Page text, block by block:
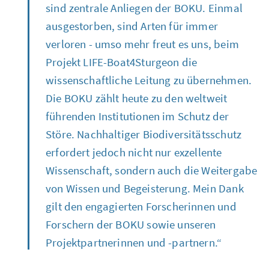
sind zentrale Anliegen der BOKU. Einmal
ausgestorben, sind Arten für immer
verloren - umso mehr freut es uns, beim
Projekt LIFE-Boat4Sturgeon die
wissenschaftliche Leitung zu übernehmen.
Die BOKU zählt heute zu den weltweit
führenden Institutionen im Schutz der
Störe. Nachhaltiger Biodiversitätsschutz
erfordert jedoch nicht nur exzellente
Wissenschaft, sondern auch die Weitergabe
von Wissen und Begeisterung. Mein Dank
gilt den engagierten Forscherinnen und
Forschern der BOKU sowie unseren
Projektpartnerinnen und -partnern.“